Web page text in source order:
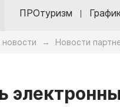
ПРОтуризм
→ Новости